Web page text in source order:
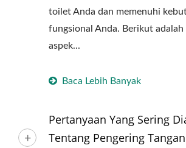
toilet Anda dan memenuhi
fungsional Anda. Berikut adalah
aspek...
Baca Lebih Banyak
Pertanyaan Yang Sering
Tentang Pengering